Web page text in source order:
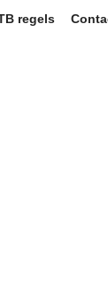
regels